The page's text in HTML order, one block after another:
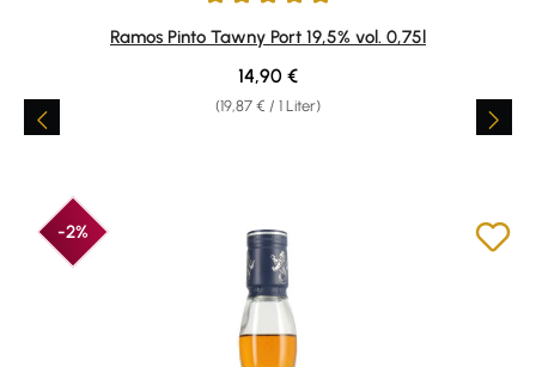
Durchschnittliche Bewertung von 4.89 von 5 Sternen
Ramos Pinto Tawny Port 19,5% vol. 0,75l
(19,87 € / 1 Liter)
Regulärer Preis:
14,90 €
-2%